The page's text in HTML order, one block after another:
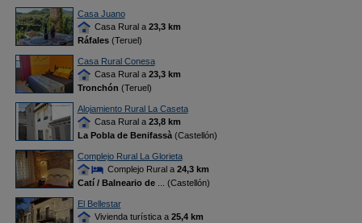
Casa Juano
Casa Rural a 23,3 km
Ráfales(Teruel)
Casa Rural Conesa
Casa Rural a 23,3 km
Tronchón (Teruel)
Alojamiento Rural La Caseta
Casa Rural a 23,8 km
La Pobla de Benifassà(Castellón)
Complejo Rural La Glorieta
Complejo Rural a 24,3 km
Catí / Balneario de
... (Castellón)
El Bellestar
Vivienda turística a 25,4 km